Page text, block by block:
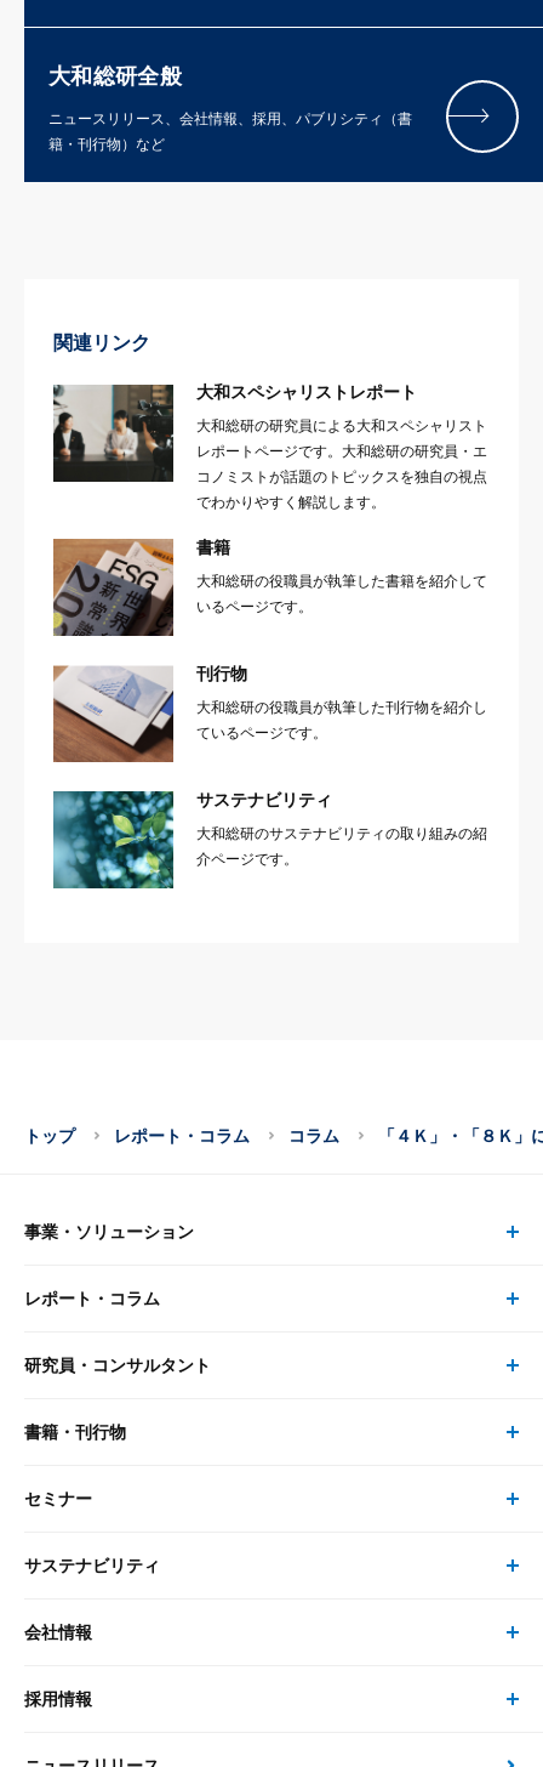
大和総研全般
ニュースリリース、会社情報、採用、パブリシティ（書
籍・刊行物）など
関連リンク
大和スペシャリストレポート
大和総研の研究員による大和スペシャリスト
レポートページです。大和総研の研究員・エ
コノミストが話題のトピックスを独自の視点
でわかりやすく解説します。
書籍
大和総研の役職員が執筆した書籍を紹介して
いるページです。
刊行物
大和総研の役職員が執筆した刊行物を紹介し
ているページです。
サステナビリティ
大和総研のサステナビリティの取り組みの紹
介ページです。
トップ レポート・コラム コラム 「４Ｋ」・「８Ｋ」
事業・ソリューション
事業・ソリューション トップ
リサーチ
大和総研の強み
レポート・コラム
レポート・コラム トップ
最新のレポート・コラム
政策分析
研究員・コンサルタント
研究員・コンサルタント トップ
研究員
書籍・刊行物
書籍・刊行物 トップ
書籍
セミナー
セミナー トップ
現在受付中のセミナー・イベント
サステナビリティ
サステナビリティの取り組み
次世代社会への貢献
会社情報
会社情報 トップ
採用情報